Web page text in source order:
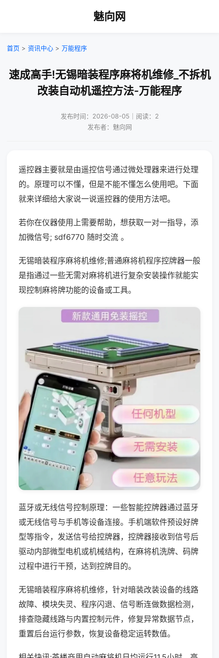
魅向网
首页 > 资讯中心 > 万能程序
速成高手!无锡暗装程序麻将机维修_不拆机
改装自动机遥控方法-万能程序
发布时间：2026-08-05｜阅读：2
发布者：魅向网
遥控器主要就是由遥控信号通过微处理器来进行处理
的。原理可以不懂，但是不能不懂怎么使用吧。下面
就来详细给大家说一说遥控器的使用方法吧。
若你在仪器使用上需要帮助，想获取一对一指导，添
加微信号; sdf6770 随时交流 。
无锡暗装程序麻将机维修;普通麻将机程序控牌器一般
是指通过一些无需对麻将机进行复杂安装操作就能实
现控制麻将牌功能的设备或工具。
蓝牙或无线信号控制原理：一些智能控牌器通过蓝牙
或无线信号与手机等设备连接。手机端软件预设好牌
型等指令，发送信号给控牌器，控牌器接收到信号后
驱动内部微型电机或机械结构，在麻将机洗牌、码牌
过程中进行干预，达到控牌目的。
无锡暗装程序麻将机维修，针对暗装改装设备的线路
故障、模块失灵、程序闪退、信号断连做数据检测，
排查隐藏线路与内置控制元件，修复异常数据节点，
重置后台运行参数，恢复设备稳定运转数值。